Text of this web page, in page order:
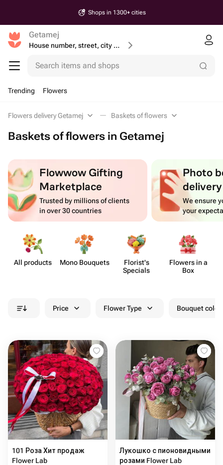
Shops in 1300+ cities
Getamej
House number, street, city or postcode
Search items and shops
Trending Flowers
Flowers delivery Getamej Baskets of flowers
Baskets of flowers in Getamej
Flowwow Gifting
Marketplace
Trusted by millions of clients
in over 30 countries
Photo
delivery
We ensure
your
All products Mono Bouquets
Florist's
Specials
Flowers in a
Box
Price Flower Type Bouquet
101 Роза Хит продаж
Flower Lab
Лукошко с пионовидными
розами Flower Lab